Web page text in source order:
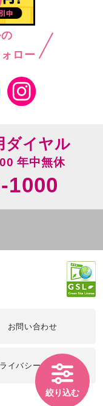
ロー
絞り込む
ダイヤル
年中無休
1000
お問い合わせ
イバシーポリシー